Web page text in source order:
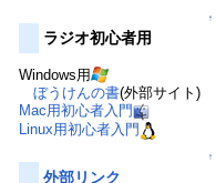
↑
ラジオ初心者用
Windows用
ぼうけんの書(外部サイト)
Mac用初心者入門
Linux用初心者入門
↑
外部リンク